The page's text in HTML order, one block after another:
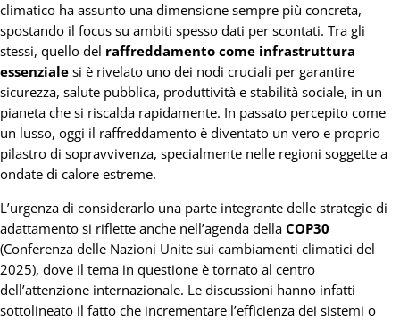
climatico ha assunto una dimensione sempre più concreta,
spostando il focus su ambiti spesso dati per scontati. Tra gli
stessi, quello del raffreddamento come infrastruttura
essenziale si è rivelato uno dei nodi cruciali per garantire
sicurezza, salute pubblica, produttività e stabilità sociale, in un
pianeta che si riscalda rapidamente. In passato percepito come
un lusso, oggi il raffreddamento è diventato un vero e proprio
pilastro di sopravvivenza, specialmente nelle regioni soggette a
ondate di calore estreme.
L’urgenza di considerarlo una parte integrante delle strategie di
adattamento si riflette anche nell’agenda della COP30
(Conferenza delle Nazioni Unite sui cambiamenti climatici del
2025), dove il tema in questione è tornato al centro
dell’attenzione internazionale. Le discussioni hanno infatti
sottolineato il fatto che incrementare l’efficienza dei sistemi o